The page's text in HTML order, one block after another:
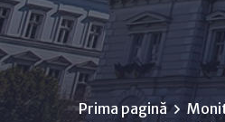
Prima pagină